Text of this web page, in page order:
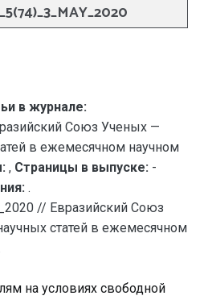
в журнале:
Союз Ученых —
в ежемесячном научном
, Страницы в выпуске: -
.
// Евразийский Союз
статей в ежемесячном
на условиях свободной